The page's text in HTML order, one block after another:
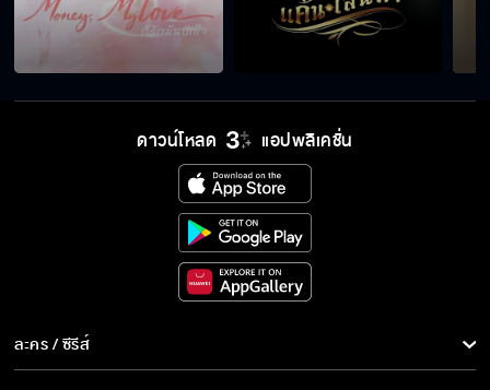
ดาวน์โหลด แอปพลิเคชั่น
ละคร / ซีรีส์
ละคร/ซีรีส์